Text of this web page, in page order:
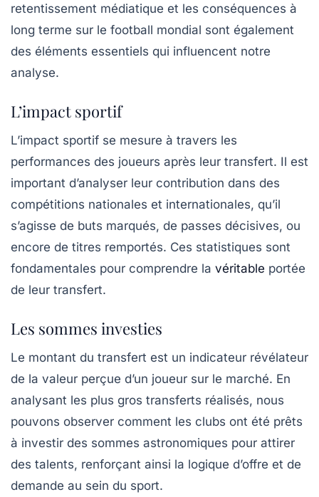
retentissement médiatique et les conséquences à
long terme sur le football mondial sont également
des éléments essentiels qui influencent notre
analyse.
L’impact sportif
L’impact sportif se mesure à travers les
performances des joueurs après leur transfert. Il est
important d’analyser leur contribution dans des
compétitions nationales et internationales, qu’il
s’agisse de buts marqués, de passes décisives, ou
encore de titres remportés. Ces statistiques sont
fondamentales pour comprendre la véritable portée
de leur transfert.
Les sommes investies
Le montant du transfert est un indicateur révélateur
de la valeur perçue d’un joueur sur le marché. En
analysant les plus gros transferts réalisés, nous
pouvons observer comment les clubs ont été prêts
à investir des sommes astronomiques pour attirer
des talents, renforçant ainsi la logique d’offre et de
demande au sein du sport.